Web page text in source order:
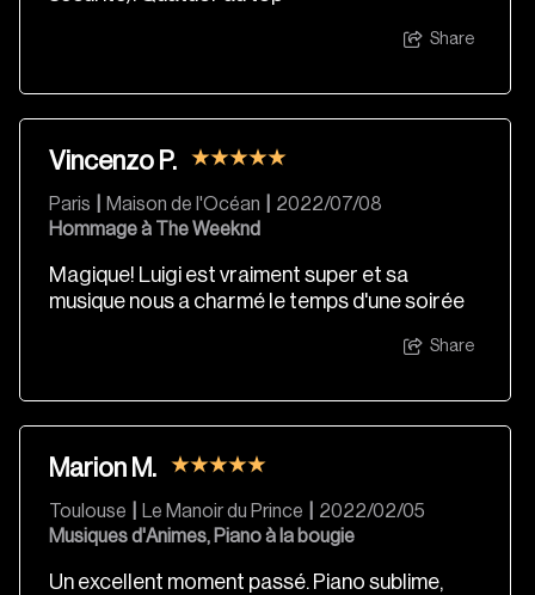
Share
Vincenzo P.
Paris Maison de l'Océan
2022/07/08
Hommage à The Weeknd
Magique! Luigi est vraiment super et sa
musique nous a charmé le temps d'une soirée
Share
Marion M.
Toulouse Le Manoir du Prince
2022/02/05
Musiques d'Animes, Piano à la bougie
Un excellent moment passé. Piano sublime,